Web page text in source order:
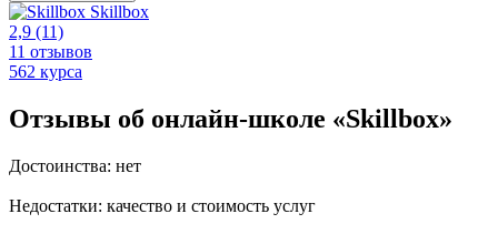
Skillbox
2,9 (11)
11 отзывов
562 курса
Отзывы об онлайн-школе «Skillbox»
Достоинства: нет
Недостатки: качество и стоимость услуг